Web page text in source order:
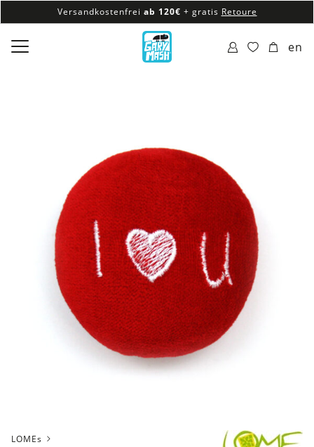
Versandkostenfrei ab 120€ + gratis Retoure
100% veganes & fair produziertes Sortiment
Versandkostenfrei ab 120€
en
LOMEs